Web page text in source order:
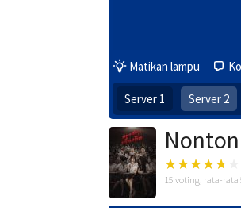
Matikan lampu
Server 1 Server 2
15 voting, rata-rata